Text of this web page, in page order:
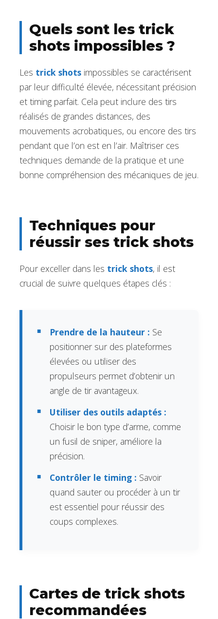
Quels sont les trick
shots impossibles ?
Les trick shots impossibles se caractérisent
par leur difficulté élevée, nécessitant précision
et timing parfait. Cela peut inclure des tirs
réalisés de grandes distances, des
mouvements acrobatiques, ou encore des tirs
pendant que l’on est en l’air. Maîtriser ces
techniques demande de la pratique et une
bonne compréhension des mécaniques de jeu.
Techniques pour
réussir ses trick shots
Pour exceller dans les trick shots, il est
crucial de suivre quelques étapes clés :
Prendre de la hauteur : Se
positionner sur des plateformes
élevées ou utiliser des
propulseurs permet d’obtenir un
angle de tir avantageux.
Utiliser des outils adaptés :
Choisir le bon type d’arme, comme
un fusil de sniper, améliore la
précision.
Contrôler le timing : Savoir
quand sauter ou procéder à un tir
est essentiel pour réussir des
coups complexes.
Cartes de trick shots
recommandées